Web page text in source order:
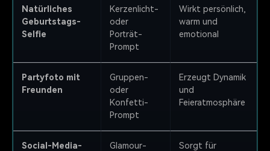
Natürliches
Geburtstags-
Selfie
Kerzenlicht-
oder
Porträt-
Prompt
Wirkt persönlich,
warm und
emotional
Partyfoto mit
Freunden
Gruppen-
oder
Konfetti-
Prompt
Erzeugt Dynamik
und
Feieratmosphäre
Social-Media-
Glamour-
Sorgt für